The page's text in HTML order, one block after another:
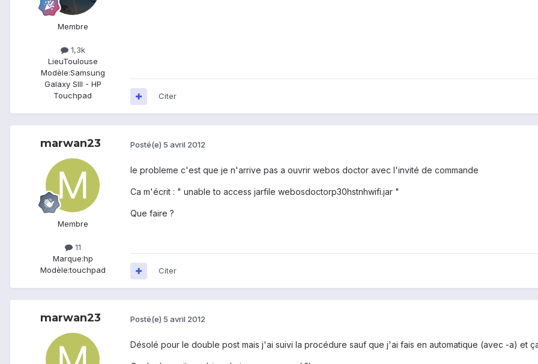
Membre
1,3k
LieuToulouse
Modèle:Samsung
Galaxy SIII - HP
Touchpad
Citer
marwan23
Membre
11
Marque:hp
Modèle:touchpad
Posté(e) 5 avril 2012
le probleme c'est que je n'arrive pas a ouvrir webos doctor avec l'invité de commande
Ca m'écrit : " unable to access jarfile webosdoctorp30hstnhwifi.jar "
Que faire ?
Citer
marwan23 Posté(e) 5 avril 2012
Désolé pour le double post mais j'ai suivi la procédure sauf que j'ai fais en automatique (avec -a) et